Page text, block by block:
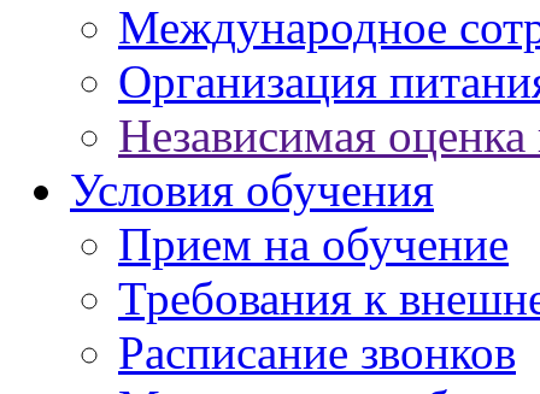
Международное
Организация
Независимая оценка
Условия обучения
Прием на обучение
Требования к
Расписание звонков